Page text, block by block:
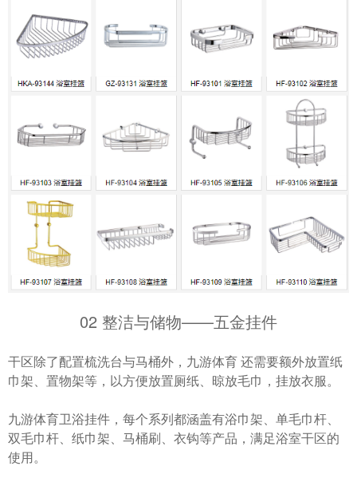
02 整洁与储物——五金挂件
干区除了配置梳洗台与马桶外，九游体育 还需要额外放置纸
巾架、置物架等，以方便放置厕纸、晾放毛巾，挂放衣服。
九游体育卫浴挂件，每个系列都涵盖有浴巾架、单毛巾杆、
双毛巾杆、纸巾架、马桶刷、衣钩等产品，满足浴室干区的
使用。